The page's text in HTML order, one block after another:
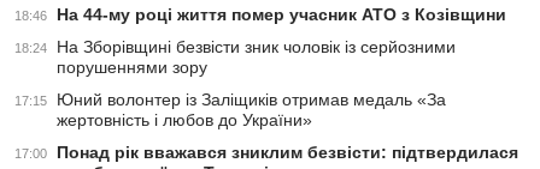
18:46 На 44-му році життя помер учасник АТО з Козівщини
18:24
На Зборівщині безвісти зник чоловік із серйозними
порушеннями зору
17:15
Юний волонтер із Заліщиків отримав медаль «За
жертовність і любов до України»
17:00
Понад рік вважався зниклим безвісти: підтвердилася